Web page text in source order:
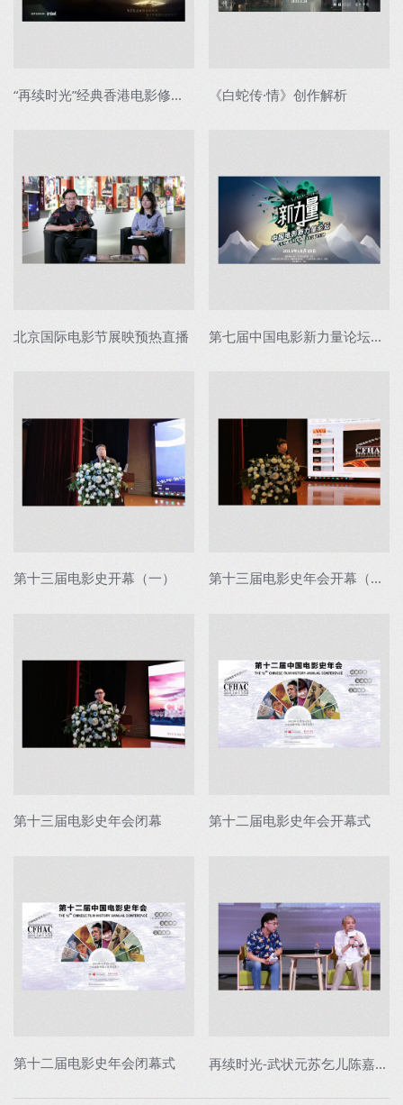
“再续时光”经典香港电影修复发布会 《白蛇传·情》创作解析
北京国际电影节展映预热直播 第七届中国电影新力量论坛直播
第十三届电影史开幕（一） 第十三届电影史年会开幕（二）
第十三届电影史年会闭幕 第十二届电影史年会开幕式
第十二届电影史年会闭幕式 再续时光-武状元苏乞儿陈嘉上映后交流